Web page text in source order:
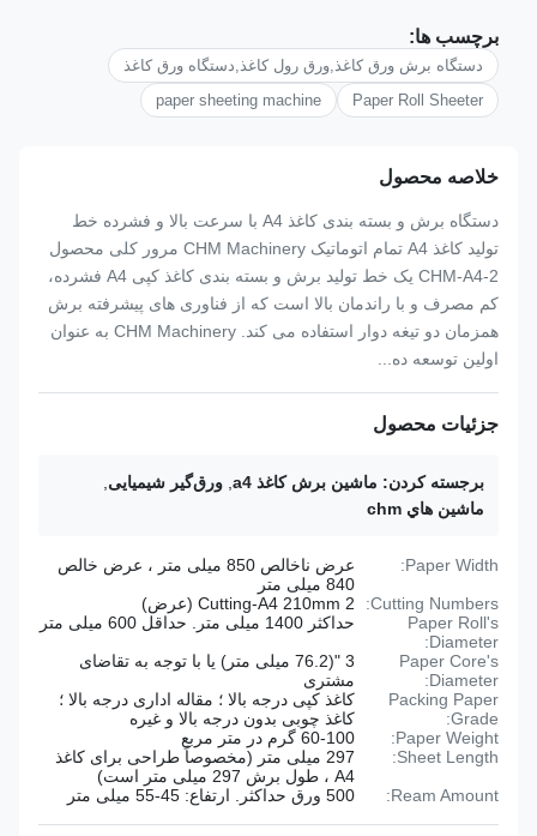
برچسب ها:
دستگاه برش ورق کاغذ,ورق رول کاغذ,دستگاه ورق کاغذ
Paper Roll Sheeter
paper sheeting machine
خلاصه محصول
دستگاه برش و بسته بندی کاغذ A4 با سرعت بالا و فشرده خط
تولید کاغذ A4 تمام اتوماتیک CHM Machinery مرور کلی محصول
CHM-A4-2 یک خط تولید برش و بسته بندی کاغذ کپی A4 فشرده،
کم مصرف و با راندمان بالا است که از فناوری های پیشرفته برش
همزمان دو تیغه دوار استفاده می کند. CHM Machinery به عنوان
اولین توسعه ده...
جزئیات محصول
برجسته کردن: ماشین برش کاغذ a4 ,ورق‌گیر شیمیایی,
ماشين هاي chm
Paper Width:
عرض ناخالص 850 میلی متر ، عرض خالص
Cutting Numbers:
2 Cutting-A4 210mm (عرض)
Paper Roll's
Diameter:
حداکثر 1400 میلی متر. حداقل 600 میلی متر
Paper Core's
Diameter:
3 "(76.2 میلی متر) یا با توجه به تقاضای
مشتری
Packing Paper
Grade:
کاغذ کپی درجه بالا ؛ مقاله اداری درجه بالا ؛
کاغذ چوبی بدون درجه بالا و غیره
Paper Weight:
60-100 گرم در متر مربع
Sheet Length:
297 میلی متر (مخصوصاً طراحی برای کاغذ
Ream Amount:
500 ورق حداکثر. ارتفاع: 45-55 میلی متر